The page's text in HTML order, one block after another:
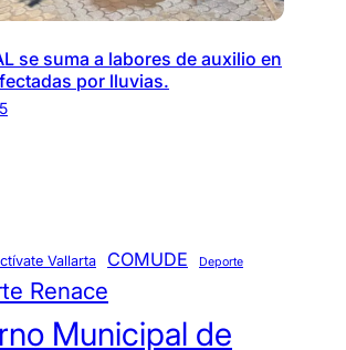
se suma a labores de auxilio en
por lluvias.
Vallarta COMUDE Deporte
Renace
Municipal de